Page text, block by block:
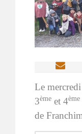
Le
3ème et 4ème
de